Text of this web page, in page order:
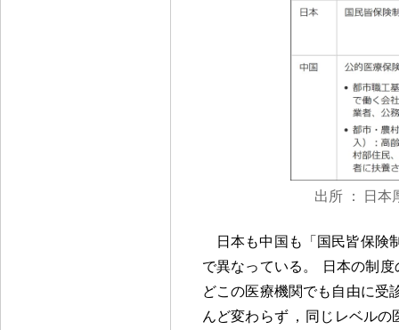
出所 ： 日本
日本も中国も「国民皆保険
で異なっている。
日本の制
どこの医療機関でも自由に受
んど変わらず ， 同じレベルの